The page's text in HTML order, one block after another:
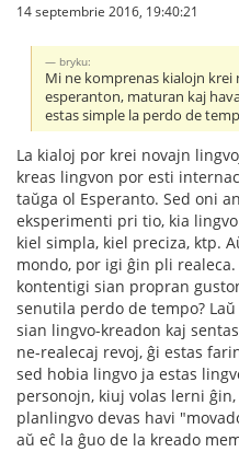
14 septembrie 2016, 19:40:21
bryku:
Mi ne komprenas kialojn krei
esperanton, maturan kaj
estas simple la perdo de
La kialoj por krei novajn
kreas lingvon por esti
taŭga ol Esperanto. Sed oni
eksperimenti pri tio, kia
kiel simpla, kiel preciza, ktp.
mondo, por igi ĝin pli
kontentigi sian propran
senutila perdo de tempo?
sian lingvo-kreadon kaj
ne-realecaj revoj, ĝi estas
sed hobia lingvo ja estas
personojn, kiuj volas lerni
planlingvo devas havi
aŭ eĉ la ĝuo de la kreado